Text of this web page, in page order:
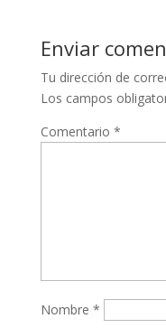
Enviar
Tu dirección de
Los campos
Comentario *
Nombre *